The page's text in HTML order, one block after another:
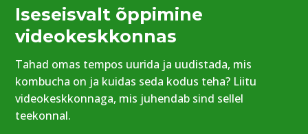
Iseseisvalt õppimine
videokeskkonnas
Tahad omas tempos uurida ja uudistada, mis
kombucha on ja kuidas seda kodus teha? Liitu
videokeskkonnaga, mis juhendab sind sellel
teekonnal.